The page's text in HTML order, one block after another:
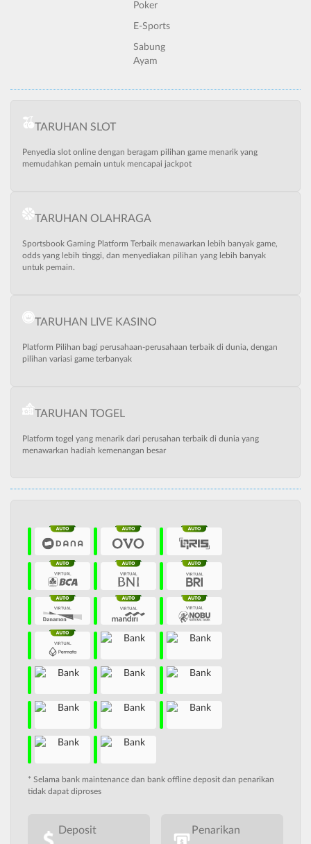
Poker
E-Sports
Sabung
Ayam
TARUHAN SLOT
Penyedia slot online dengan beragam pilihan game menarik yang
memudahkan pemain untuk mencapai jackpot
TARUHAN OLAHRAGA
Sportsbook Gaming Platform Terbaik menawarkan lebih banyak game,
odds yang lebih tinggi, dan menyediakan pilihan yang lebih banyak
untuk pemain.
TARUHAN LIVE KASINO
Platform Pilihan bagi perusahaan-perusahaan terbaik di dunia, dengan
pilihan variasi game terbanyak
TARUHAN TOGEL
Platform togel yang menarik dari perusahan terbaik di dunia yang
menawarkan hadiah kemenangan besar
* Selama bank maintenance dan bank offline deposit dan penarikan
tidak dapat diproses
Deposit Penarikan